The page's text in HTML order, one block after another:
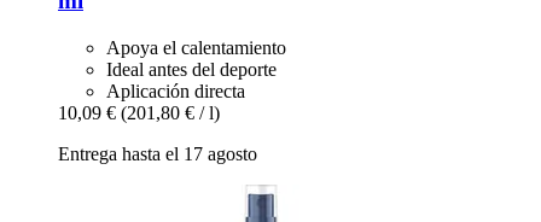
Apoya el calentamiento
Ideal antes del deporte
Aplicación directa
10,09 € (201,80 € / l)
Entrega hasta el 17 agosto